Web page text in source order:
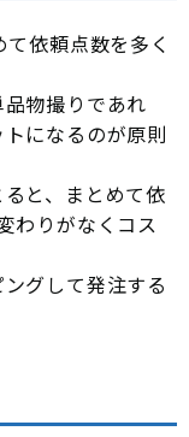
依頼点数を多く
物撮りであれ
になるのが原則
と、まとめて依
わりがなくコス
グして発注する